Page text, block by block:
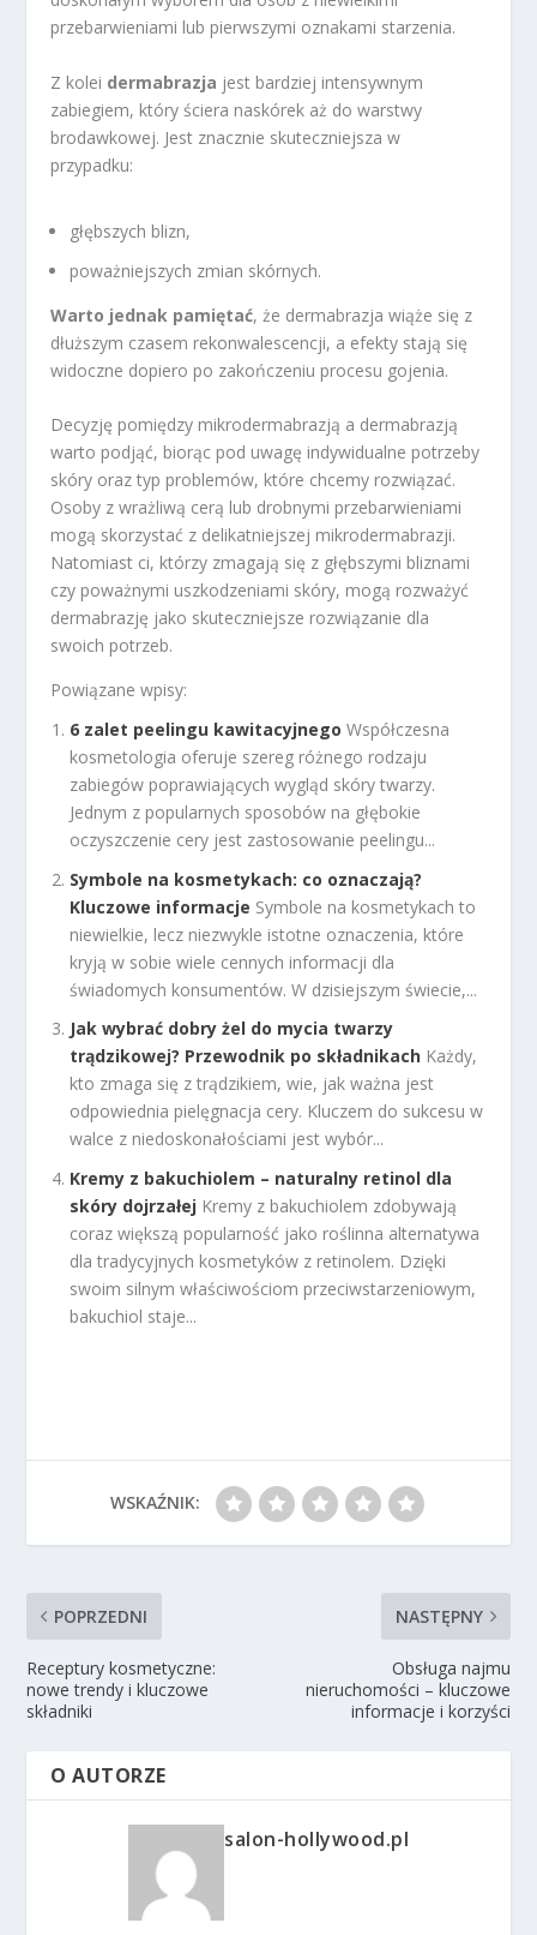
przebarwieniami lub pierwszymi oznakami starzenia.
Z kolei dermabrazja jest bardziej intensywnym
zabiegiem, który ściera naskórek aż do warstwy
brodawkowej. Jest znacznie skuteczniejsza w
przypadku:
głębszych blizn,
poważniejszych zmian skórnych.
Warto jednak pamiętać, że dermabrazja wiąże się z
dłuższym czasem rekonwalescencji, a efekty stają się
widoczne dopiero po zakończeniu procesu gojenia.
Decyzję pomiędzy mikrodermabrazją a dermabrazją
warto podjąć, biorąc pod uwagę indywidualne potrzeby
skóry oraz typ problemów, które chcemy rozwiązać.
Osoby z wrażliwą cerą lub drobnymi przebarwieniami
mogą skorzystać z delikatniejszej mikrodermabrazji.
Natomiast ci, którzy zmagają się z głębszymi bliznami
czy poważnymi uszkodzeniami skóry, mogą rozważyć
dermabrazję jako skuteczniejsze rozwiązanie dla
swoich potrzeb.
Powiązane wpisy:
6 zalet peelingu kawitacyjnego Współczesna
kosmetologia oferuje szereg różnego rodzaju
zabiegów poprawiających wygląd skóry twarzy.
Jednym z popularnych sposobów na głębokie
oczyszczenie cery jest zastosowanie peelingu...
Symbole na kosmetykach: co oznaczają?
Kluczowe informacje Symbole na kosmetykach to
niewielkie, lecz niezwykle istotne oznaczenia, które
kryją w sobie wiele cennych informacji dla
świadomych konsumentów. W dzisiejszym świecie,...
Jak wybrać dobry żel do mycia twarzy
trądzikowej? Przewodnik po składnikach Każdy,
kto zmaga się z trądzikiem, wie, jak ważna jest
odpowiednia pielęgnacja cery. Kluczem do sukcesu w
walce z niedoskonałościami jest wybór...
Kremy z bakuchiolem – naturalny retinol dla
skóry dojrzałej Kremy z bakuchiolem zdobywają
coraz większą popularność jako roślinna alternatywa
dla tradycyjnych kosmetyków z retinolem. Dzięki
swoim silnym właściwościom przeciwstarzeniowym,
bakuchiol staje...
WSKAŹNIK:
POPRZEDNI
Receptury kosmetyczne:
nowe trendy i kluczowe
składniki
NASTĘPNY
Obsługa najmu
nieruchomości – kluczowe
informacje i korzyści
O AUTORZE
salon-hollywood.pl